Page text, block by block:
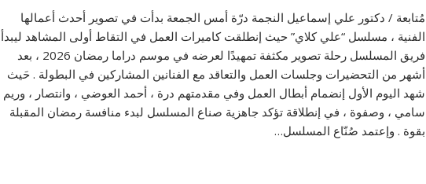
مُتابعة / دكتور علي إسماعيل النجمة درّة أمس الجمعة بدأت في تصوير أحدث أعمالها
الفنية ، مسلسل “علي كلاي” حيث إنطلقت كاميرات العمل في التقاط أولى المشاهد ليبدأ
فريق المسلسل رحلة تصوير مكثفة تمهيدًا لعرضه في موسم دراما رمضان 2026 ، بعد
أشهر من التحضيرات وجلسات العمل والتعاقد مع الفنانين المشاركين في البطولة . حَيث
شهد اليوم الأول إنضمام أبطال العمل وفي مقدمتهم درة ، أحمد العوضي ، وانتصار ، وريم
سامي ، وصفوة ، في إنطلاقة تؤكد جاهزية صناع المسلسل لبدء منافسة رمضان المقبلة
بقوة . وإعتمد صُنّاع المسلسل…